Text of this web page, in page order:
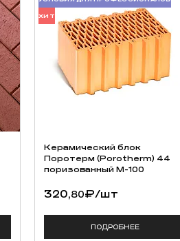
ХИТ
Керамический блок
Поротерм (Porotherm) 44
поризованный М-100
320,80₽/шт
ПОДРОБНЕЕ